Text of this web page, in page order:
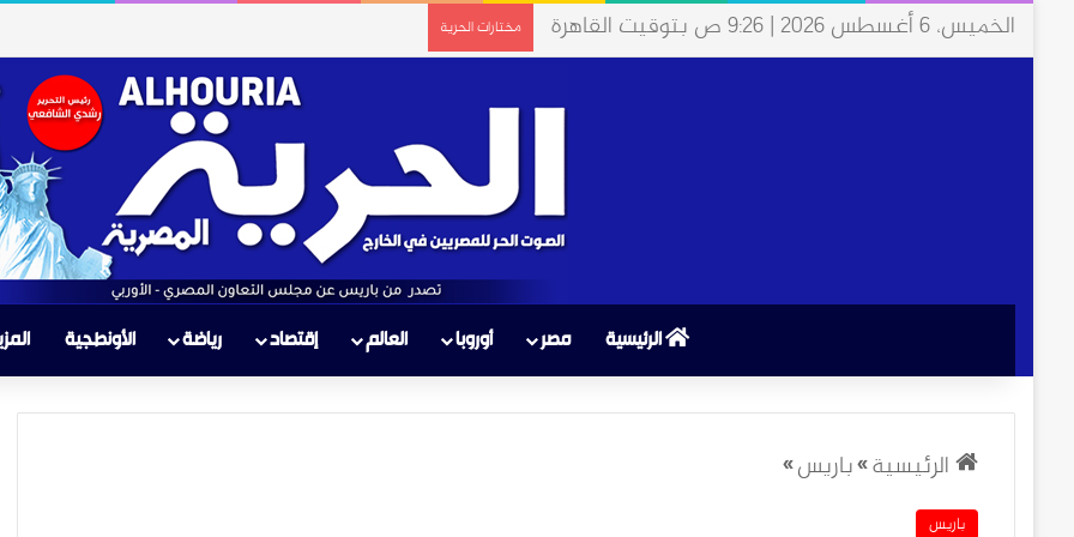
الخميس، 6 أغسطس 2026 | 9:26 ص بتوقيت القاهرة مختارات الحرية
الرئيسية مصر أوروبا العالم إقتصاد رياضة الأونطجية
الرئيسية»باريس»
باريس